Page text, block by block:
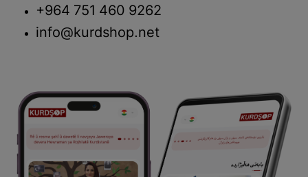
+964 751 460 9262
info@kurdshop.net